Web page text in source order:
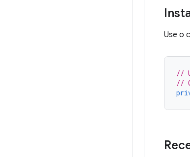
Use o
//
//